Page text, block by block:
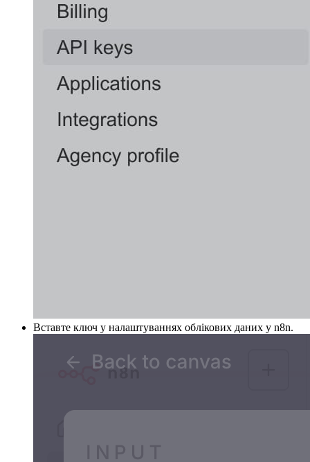
Вставте ключ у налаштуваннях облікових даних у n8n.